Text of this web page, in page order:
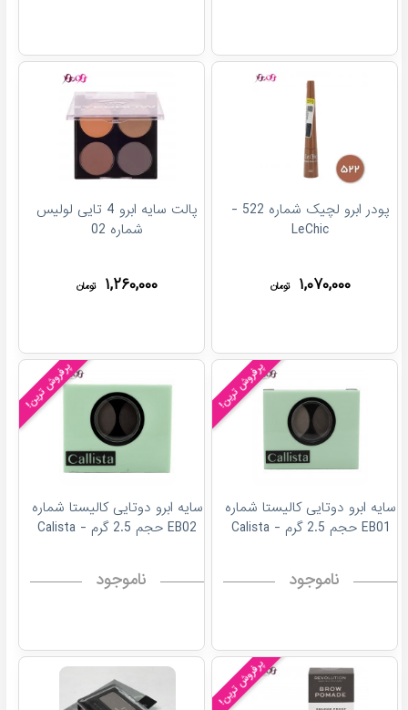
پودر ابرو لچیک شماره 522 -
LeChic
۱,۰۷۰,۰۰۰ تومان
پالت سایه ابرو 4 تایی لولیس
شماره 02
۱,۲۶۰,۰۰۰ تومان
پرفروش ترین!
سایه ابرو دوتایی کالیستا شماره
EB01 حجم 2.5 گرم - Calista
ناموجود
پرفروش ترین!
سایه ابرو دوتایی کالیستا شماره
EB02 حجم 2.5 گرم - Calista
ناموجود
پرفروش ترین!